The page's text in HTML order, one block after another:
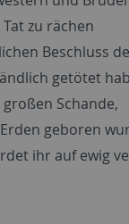
rächen
der
Schande,
ewig